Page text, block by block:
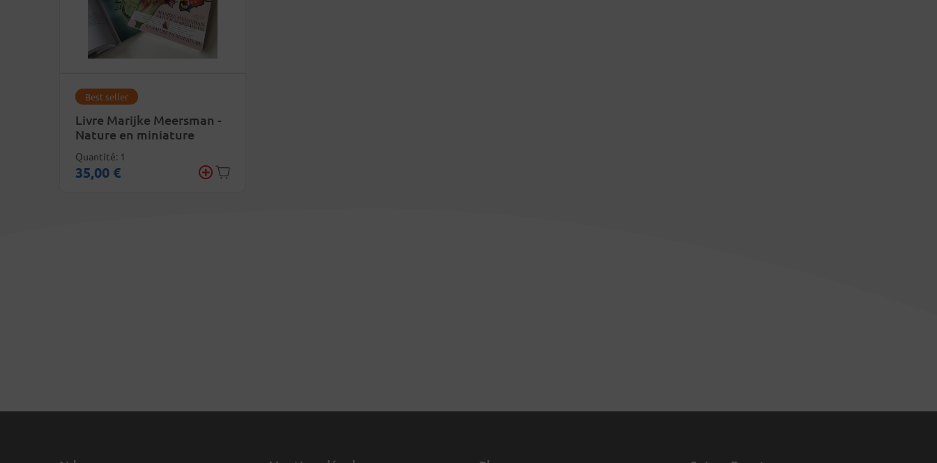
Best seller
Livre Marijke Meersman -
Nature en miniature
Quantité: 1
35,00 €